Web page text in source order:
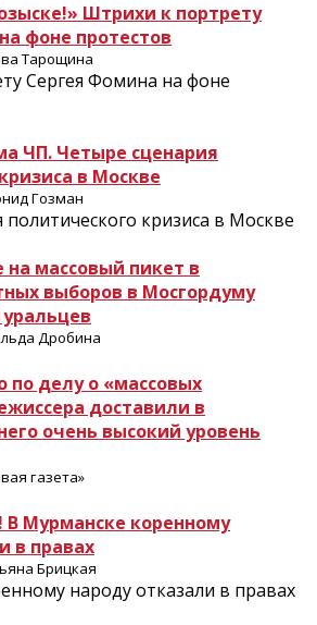
Штрихи к портрету
фоне протестов
Тарощина
Сергея Фомина на фоне
ЧП. Четыре сценария
в Москве
Гозман
кризиса в Москве
на массовый пикет в
выборов в Мосгордуму
Дробина
по делу о «массовых
доставили в
очень высокий уровень
газета»
В Мурманске коренному
в правах
Брицкая
народу отказали в правах